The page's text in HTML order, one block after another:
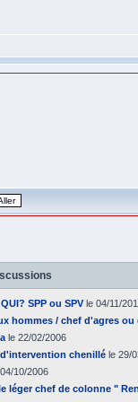
SPP ou SPVle 04/11/
hommes / chef d'agres
le 22/02/2006
chenillé le 29/
10/2006
léger chef de colonne "